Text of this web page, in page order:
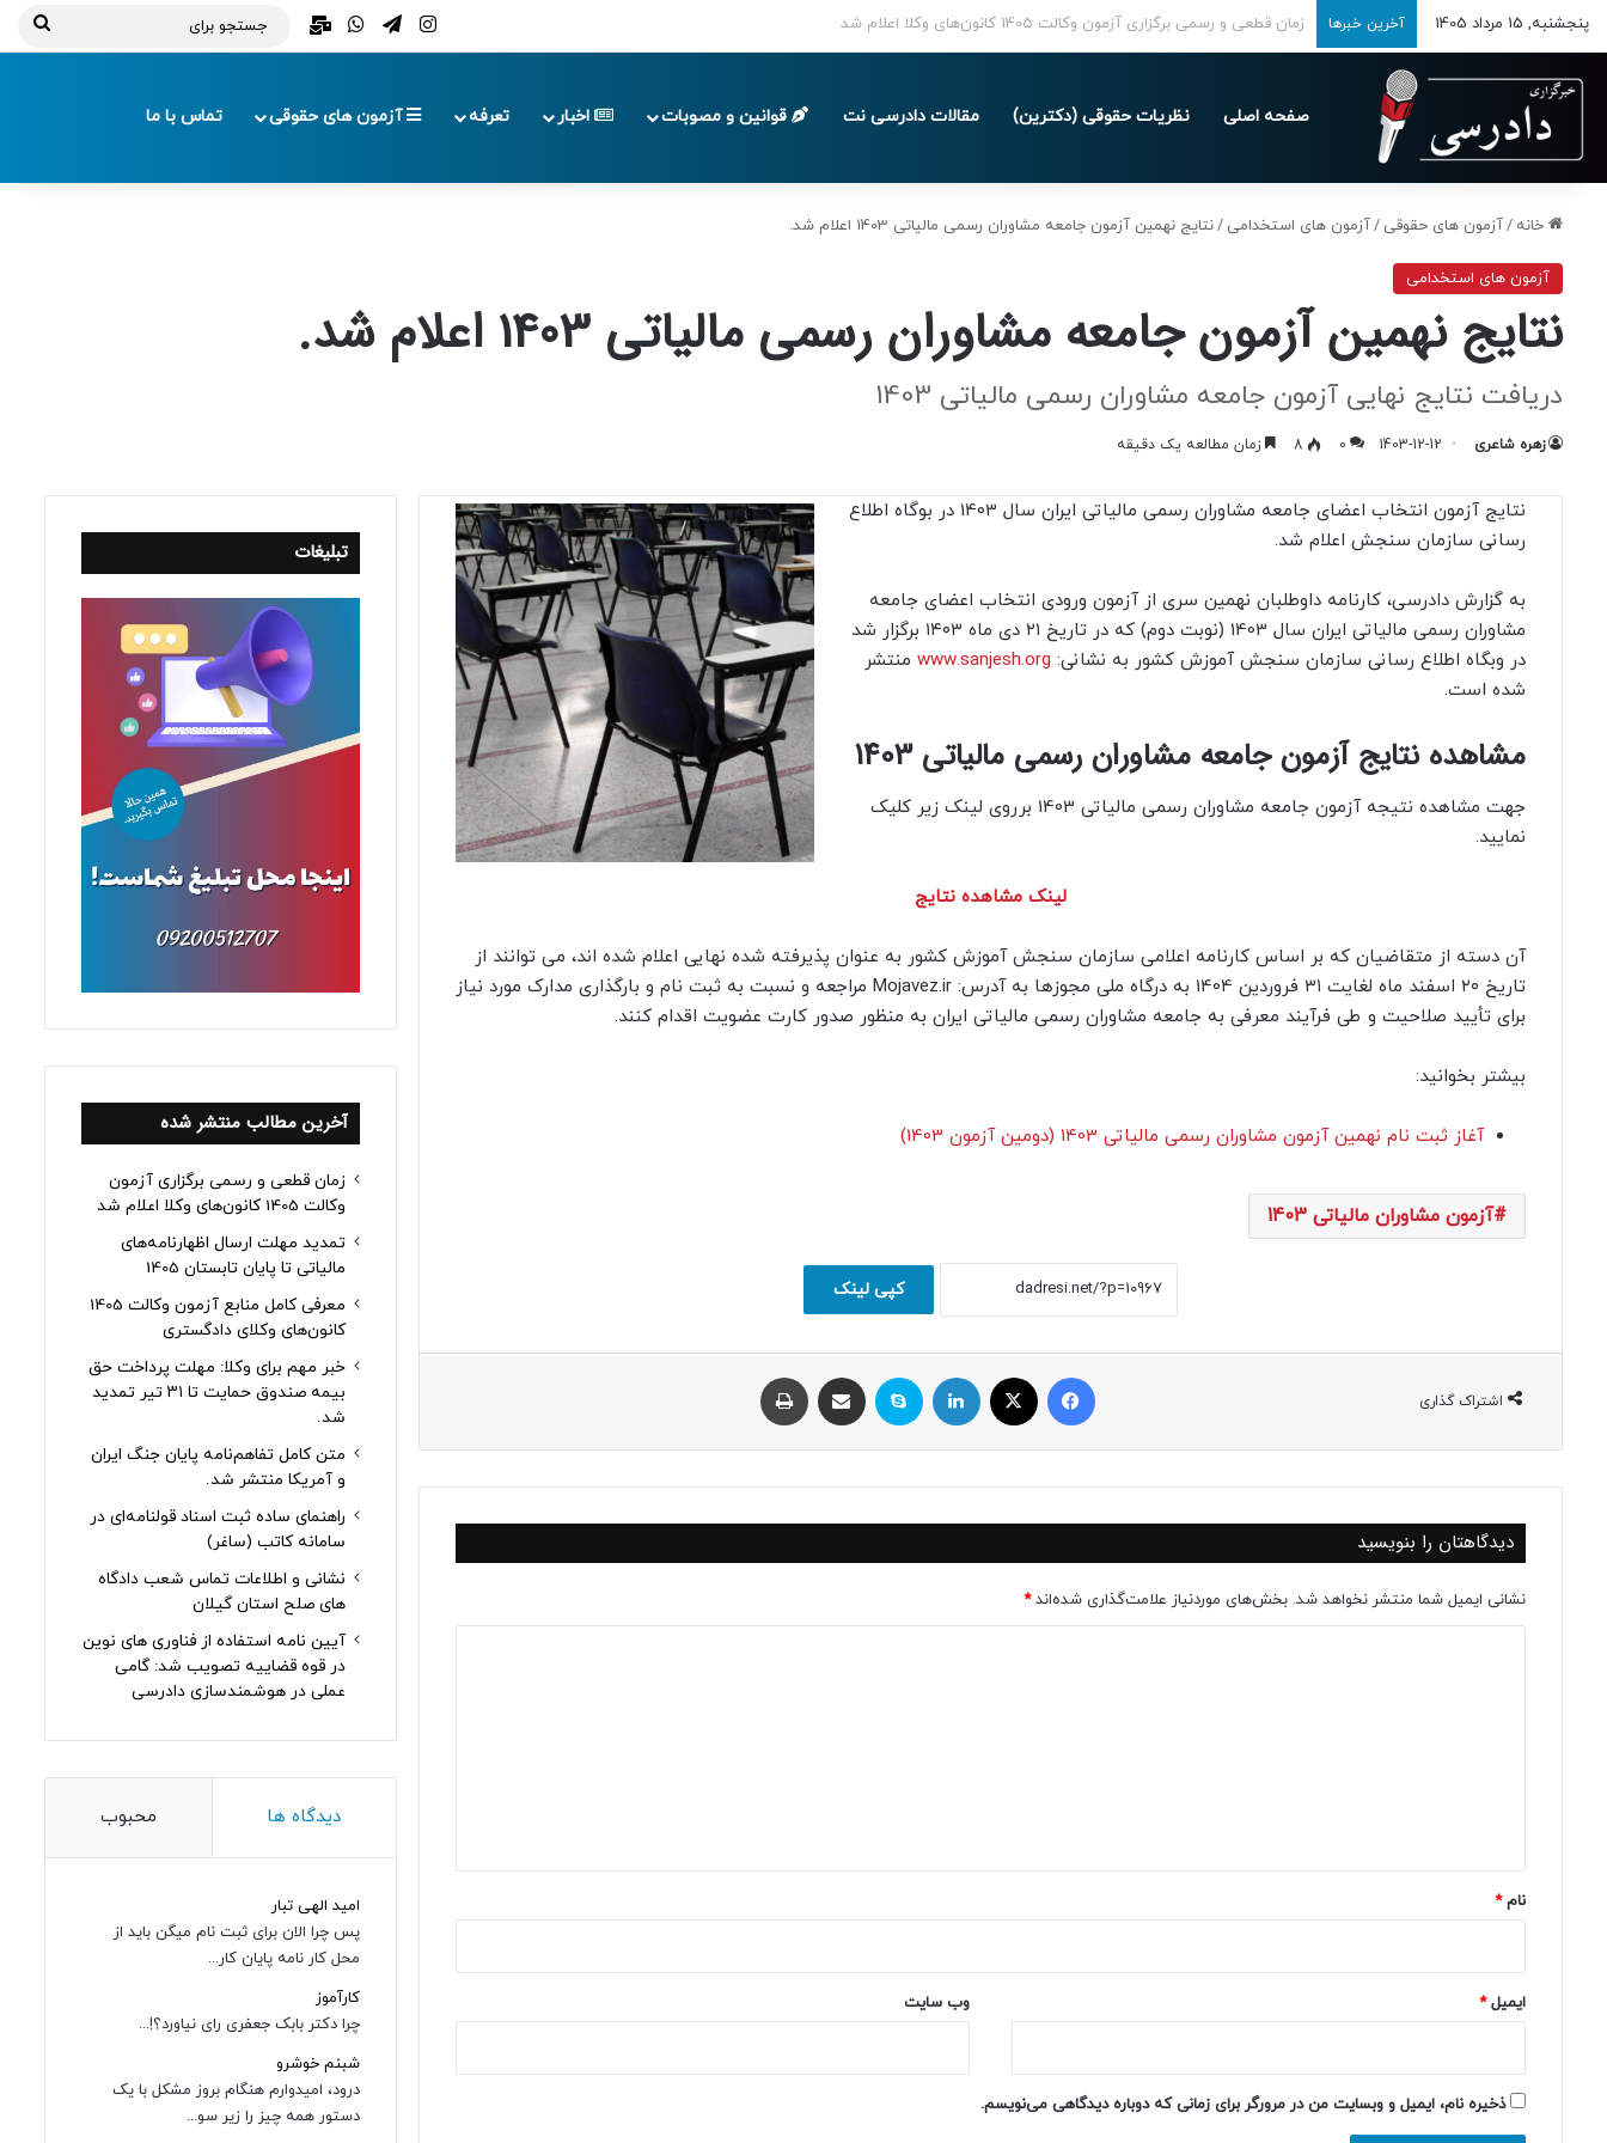
پنجشنبه, 15 مرداد 1405 آخرین خبرها تمدید مهلت ارسال اظهارنامه‌های مالیاتی تا پایان تابستان 1405 اینستاگرام
تلگرامواتس آپ
ایمیل
صفحه اصلی نظریات حقوقی (دکترین) مقالات دادرسی نت قوانین و مصوبات اخبار تعرفه آزمون های حقوقی تماس با ما
خانه /آزمون های حقوقی /آزمون های استخدامی /نتایج نهمین آزمون جامعه مشاوران رسمی مالیاتی 1403 اعلام شد.
آزمون های استخدامی
نتایج نهمین آزمون جامعه مشاوران رسمی مالیاتی 1403 اعلام شد.
دریافت نتایج نهایی آزمون جامعه مشاوران رسمی مالیاتی 1403
زهره شاعری 1403-12-12
0
8 زمان مطالعه یک دقیقه
نتایج آزمون انتخاب اعضای جامعه مشاوران رسمی مالیاتی ایران سال 1403 در بوگاه اطلاع
رسانی سازمان سنجش اعلام شد.
به گزارش دادرسی، کارنامه داوطلبان نهمین سری از آزمون ورودی انتخاب اعضای جامعه
مشاوران رسمی مالیاتی ایران سال 1403 (نوبت دوم) که در تاریخ ۲۱ دی ماه ۱۴۰۳ برگزار شد
در وبگاه اطلاع‌ رسانی سازمان سنجش آموزش کشور به نشانی: www.sanjesh.org منتشر
شده است.
مشاهده نتایج آزمون جامعه مشاوران رسمی مالیاتی 1403
جهت مشاهده نتیجه آزمون جامعه مشاوران رسمی مالیاتی 1403 برروی لینک زیر کلیک
نمایید.
لینک مشاهده نتایج
آن دسته از متقاضیان که بر اساس کارنامه اعلامی سازمان سنجش آموزش کشور به عنوان پذیرفته شده نهایی اعلام شده اند، می توانند از
تاریخ ۲۰ اسفند ماه لغایت ۳۱ فروردین 1404 به درگاه ملی مجوزها به آدرس: Mojavez.ir مراجعه و نسبت به ثبت نام و بارگذاری مدارک مورد نیاز
برای تأیید صلاحیت و طی فرآیند معرفی به جامعه مشاوران رسمی مالیاتی ایران به منظور صدور کارت عضویت اقدام کنند.
بیشتر بخوانید:
آغاز ثبت نام نهمین آزمون مشاوران رسمی مالیاتی 1403 (دومین آزمون 1403)
آزمون مشاوران مالیاتی 1403
کپی لینک
اشتراک گذاری
فیسبوک ایکس لینکداین اسکایپ اشتراک با ایمیل
دیدگاهتان را بنویسید
نشانی ایمیل شما منتشر نخواهد شد. بخش‌های موردنیاز علامت‌گذاری شده‌اند*
نام*
ایمیل* وب‌ سایت
ذخیره نام، ایمیل و وبسایت من در مرورگر برای زمانی که دوباره دیدگاهی می‌نویسم.
تبلیغات
آخرین مطالب منتشر شده
زمان قطعی و رسمی برگزاری آزمون
وکالت 1405 کانون‌های وکلا اعلام شد
تمدید مهلت ارسال اظهارنامه‌های
مالیاتی تا پایان تابستان 1405
معرفی کامل منابع آزمون وکالت 1405
کانون‌های وکلای دادگستری
خبر مهم برای وکلا: مهلت پرداخت حق
بیمه صندوق حمایت تا ۳۱ تیر تمدید
شد.
متن کامل تفاهم‌نامه پایان جنگ ایران
و آمریکا منتشر شد.
راهنمای ساده ثبت اسناد قولنامه‌ای در
سامانه کاتب (ساغر)
نشانی و اطلاعات تماس شعب دادگاه
های صلح استان گیلان
آیین نامه استفاده از فناوری های نوین
در قوه قضاییه تصویب شد: گامی
عملی در هوشمندسازی دادرسی
دیدگاه ها محبوب
امید الهی تبار
پس چرا الان برای ثبت نام میگن باید از
محل کار نامه پایان کار...
کارآموز
چرا دکتر بابک جعفری رای نیاورد؟!...
شبنم خوشرو
درود، امیدوارم هنگام بروز مشکل با یک
دستور همه چیز را زیر سو...